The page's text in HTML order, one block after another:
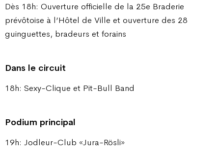
Dès 18h: Ouverture officielle de la 25e Braderie
prévôtoise à l’Hôtel de Ville et ouverture des 28
guinguettes, bradeurs et forains
Dans le circuit
18h: Sexy-Clique et Pit-Bull Band
Podium principal
19h: Jodleur-Club «Jura-Rösli»